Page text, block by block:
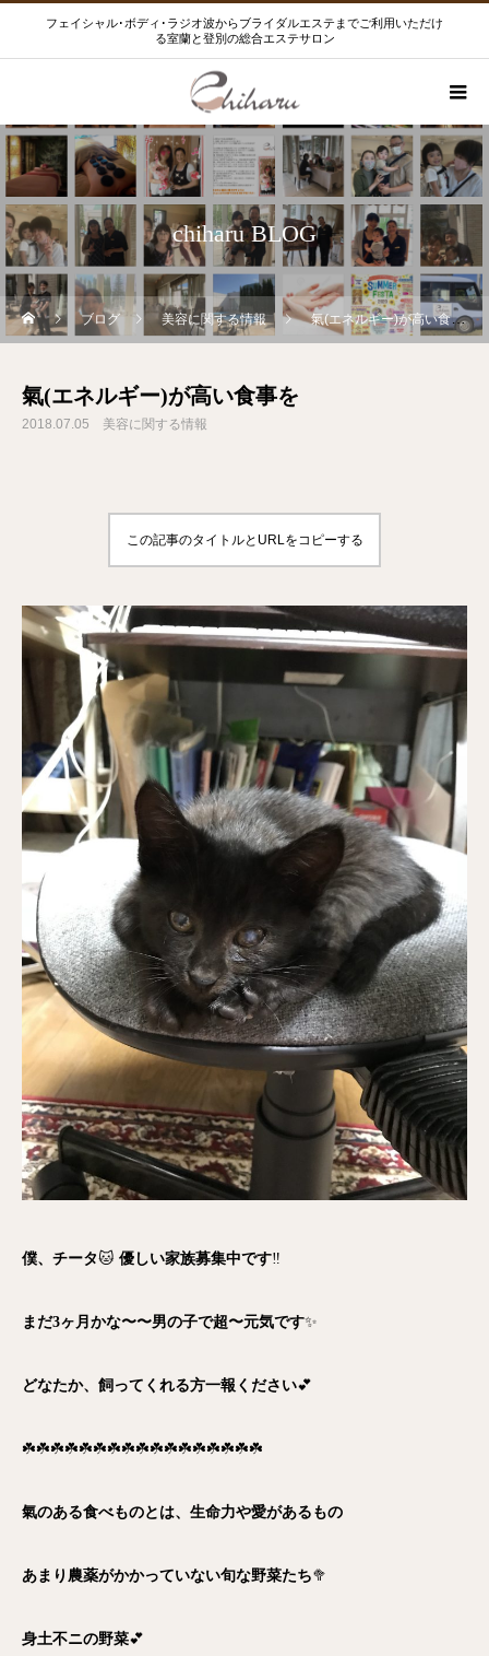
フェイシャル･ボディ･ラジオ波からブライダルエステまでご利用いただけ
る室蘭と登別の総合エステサロン
chiharu BLOG
ブログ 美容に関する情報 氣(エネルギー)が高い食事を
氣(エネルギー)が高い食事を
2018.07.05 美容に関する情報
この記事のタイトルとURLをコピーする
僕、チータ🐱 優しい家族募集中です‼️
まだ3ヶ月かな〜〜男の子で超〜元気です✨
どなたか、飼ってくれる方一報ください💕
☘️☘️☘️☘️☘️☘️☘️☘️☘️☘️☘️☘️☘️☘️☘️☘️☘️
氣のある食べものとは、生命力や愛があるもの
あまり農薬がかかっていない旬な野菜たち🥦
身土不ニの野菜💕